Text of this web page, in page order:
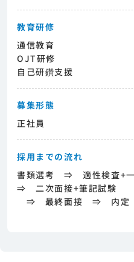
教育研修
通信教育
OJT研修
自己研鑽支援
募集形態
正社員
採用までの流れ
書類選考 ⇒ 適性検査+一
⇒ 二次面接+筆記試験
⇒ 最終面接 ⇒ 内定